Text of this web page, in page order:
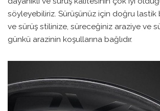
söyleyebiliriz. Sürüşünüz için doğru lastik
ve sürüş stilinize, süreceğiniz araziye ve
günkü arazinin koşullarına bağlıdır.